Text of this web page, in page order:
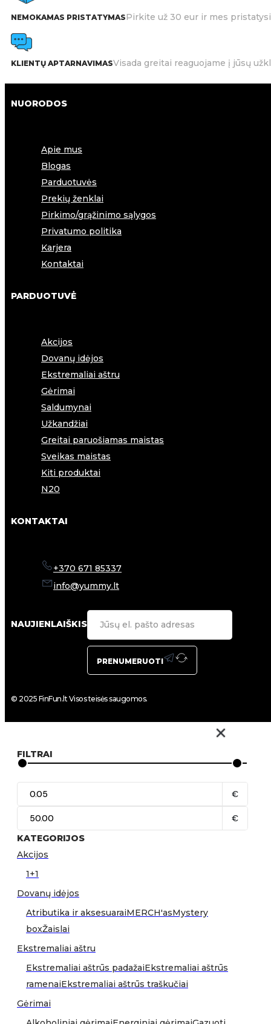
NEMOKAMAS PRISTATYMASPirkite už 30 eur ir mes
KLIENTŲ APTARNAVIMASVisada greitai reaguojame į jūsų
NUORODOS
Apie mus
Blogas
Parduotuvės
Prekių ženklai
Pirkimo/grąžinimo sąlygos
Privatumo politika
Karjera
Kontaktai
PARDUOTUVĖ
Akcijos
Dovanų idėjos
Ekstremaliai aštru
Gėrimai
Saldumynai
Užkandžiai
Greitai paruošiamas maistas
Sveikas maistas
Kiti produktai
N20
KONTAKTAI
+370 671 85337
info@yummy.lt
NAUJIENLAIŠKIS
PRENUMERUOTI
© 2025 FinFun.lt Visos teisės saugomos.
FILTRAI
€
€
KATEGORIJOS
Akcijos
1+1
Dovanų idėjos
Atributika ir aksesuaraiMERCH'asMystery
boxŽaislai
Ekstremaliai aštru
Ekstremaliai aštrūs padažaiEkstremaliai aštrūs
ramenaiEkstremaliai aštrūs traškučiai
Gėrimai